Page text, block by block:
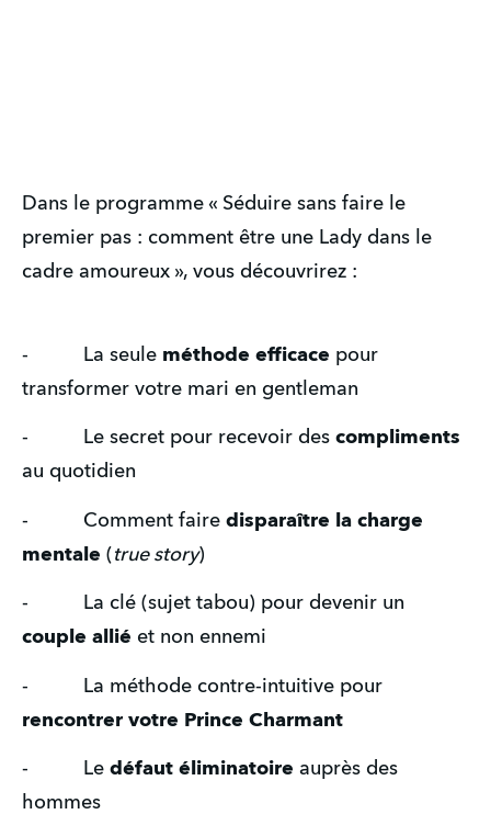
Dans le programme « Séduire sans faire le
premier pas : comment être une Lady dans le
cadre amoureux », vous découvrirez :
-          La seule méthode efficace pour
transformer votre mari en gentleman
-          Le secret pour recevoir des compliments
au quotidien
-          Comment faire disparaître la charge
mentale ( true story)
couple allié et non ennemi
rencontrer votre Prince Charmant
-          Le défaut éliminatoire auprès des
hommes